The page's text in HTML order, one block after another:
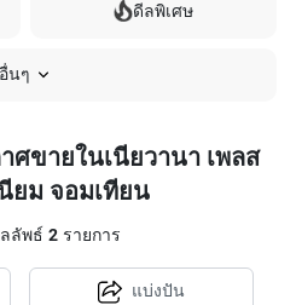
ดีลพิเศษ
อื่นๆ
ศขายในเนียวานา เพลส
ยม จอมเทียน
ลัพธ์ 2รายการ
แบ่งปัน